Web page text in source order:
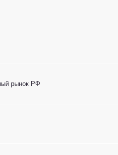
рынок РФ